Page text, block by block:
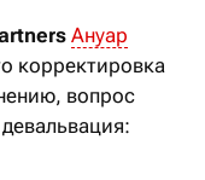
Ануар
корректировка
вопрос